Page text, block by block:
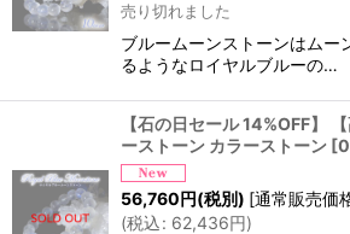
売り切れました
ブルームーンストーンはムー
るようなロイヤルブルーの…
【石の日セール 14%OFF】
ーストーン カラーストーン [
56,760円(税別) [通常販売価
(税込: 62,436円)